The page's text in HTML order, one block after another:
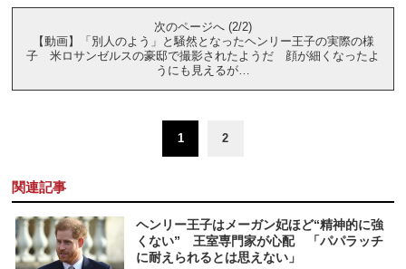
次のページへ (2/2)
【動画】「別人のよう」と騒然となったヘンリー王子の実際の様
子 米ロサンゼルスの豪邸で撮影されたようだ 顔が細くなったよ
うにも見えるが…
1 2
関連記事
ヘンリー王子はメーガン妃ほど“精神的に強
くない” 王室専門家が心配 「パパラッチ
に耐えられるとは思えない」